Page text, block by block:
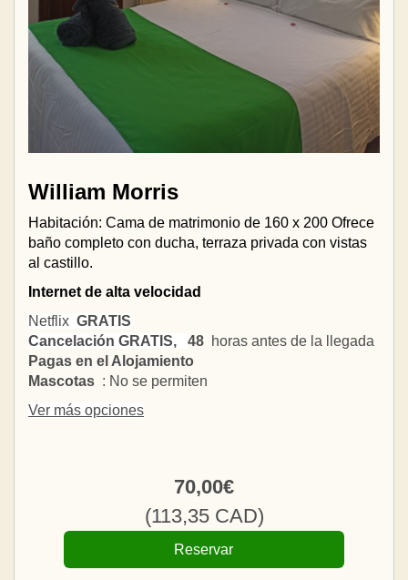
William Morris
Habitación: Cama de matrimonio de 160 x 200 Ofrece
baño completo con ducha, terraza privada con vistas
al castillo.
Internet de alta velocidad
Netflix GRATIS
Cancelación GRATIS, 48 horas antes de la llegada
Pagas en el Alojamiento
Mascotas : No se permiten
Ver más opciones
70,00€
(113,35CAD)